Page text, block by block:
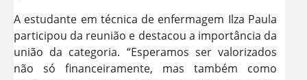
A estudante em técnica de enfermagem Ilza Paula
participou da reunião e destacou a importância da
união da categoria. “Esperamos ser valorizados
não só financeiramente, mas também como